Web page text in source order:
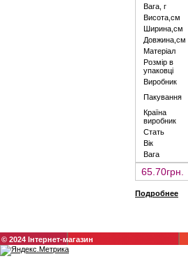
Вага, г
Висота,см
Ширина,см
Довжина,см
Матеріал
Розмір в
упаковці
Виробник
Пакування
Країна
виробник
Стать
Вік
Вага
65.70грн.
Подробнее
© 2024 Інтернет-магазин